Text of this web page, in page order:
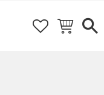
FAVORITER
KUNDVAGN